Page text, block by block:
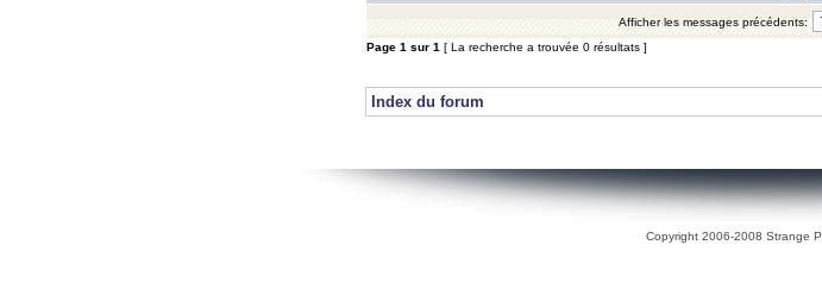
Afficher les messages précédents:
Page 1 sur 1 [ La recherche a trouvée 0 résultats ]
Index du forum
Copyright 2006-2008 Strange